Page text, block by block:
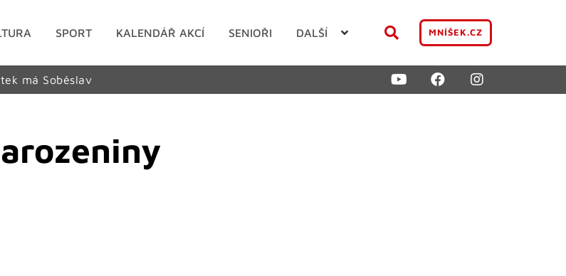
SPORT KALENDÁŘ AKCÍ SENIOŘI DALŠÍ MNÍŠEK.CZ
má Soběslav